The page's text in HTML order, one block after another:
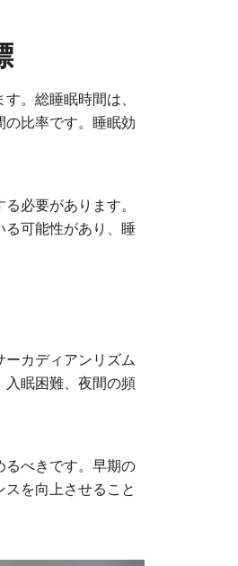
。総睡眠時間は、
比率です。睡眠効
必要があります。
る可能性があり、睡
カディアンリズム
入眠困難、夜間の頻
るべきです。早期の
を向上させること